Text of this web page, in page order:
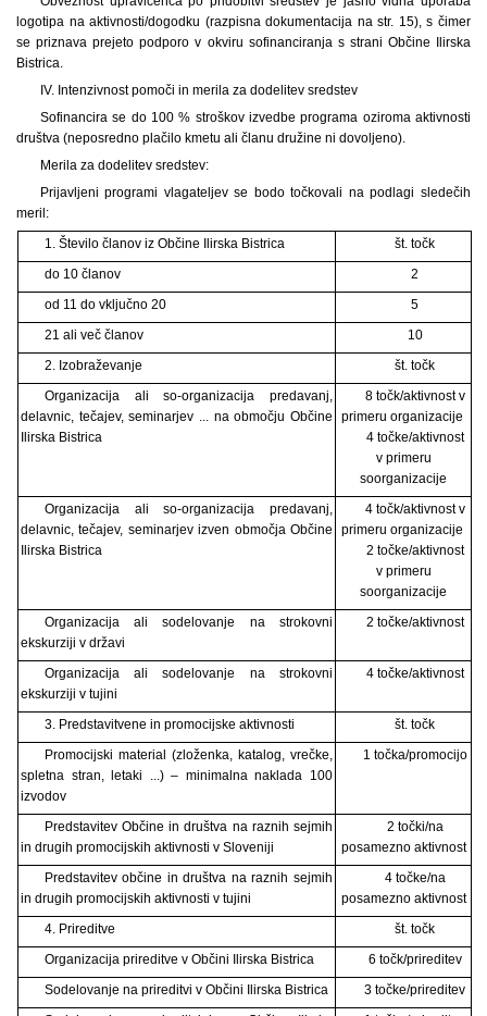
logotipa na aktivnosti/dogodku (razpisna dokumentacija na str. 15), s čimer
se priznava prejeto podporo v okviru sofinanciranja s strani Občine Ilirska
Bistrica.
IV. Intenzivnost pomoči in merila za dodelitev sredstev
Sofinancira se do 100 % stroškov izvedbe programa oziroma aktivnosti
društva (neposredno plačilo kmetu ali članu družine ni dovoljeno).
Merila za dodelitev sredstev:
Prijavljeni programi vlagateljev se bodo točkovali na podlagi sledečih
meril:
1. Število članov iz Občine Ilirska Bistrica
št. točk
do 10 članov
2
od 11 do vključno 20
5
21 ali več članov
10
2. Izobraževanje
št. točk
Organizacija ali so-organizacija predavanj,
delavnic, tečajev, seminarjev ... na območju Občine
Ilirska Bistrica
8 točk/aktivnost v
primeru organizacije
4 točke/aktivnost
v primeru
soorganizacije
Organizacija ali so-organizacija predavanj,
delavnic, tečajev, seminarjev izven območja Občine
Ilirska Bistrica
4 točk/aktivnost v
primeru organizacije
2 točke/aktivnost
v primeru
soorganizacije
Organizacija ali sodelovanje na strokovni
ekskurziji v državi
2 točke/aktivnost
Organizacija ali sodelovanje na strokovni
ekskurziji v tujini
4 točke/aktivnost
3. Predstavitvene in promocijske aktivnosti
št. točk
Promocijski material (zloženka, katalog, vrečke,
spletna stran, letaki ...) – minimalna naklada 100
izvodov
1 točka/promocijo
Predstavitev Občine in društva na raznih sejmih
in drugih promocijskih aktivnosti v Sloveniji
2 točki/na
posamezno aktivnost
Predstavitev občine in društva na raznih sejmih
in drugih promocijskih aktivnosti v tujini
4 točke/na
posamezno aktivnost
4. Prireditve
št. točk
Organizacija prireditve v Občini Ilirska Bistrica
6 točk/prireditev
Sodelovanje na prireditvi v Občini Ilirska Bistrica
3 točke/prireditev